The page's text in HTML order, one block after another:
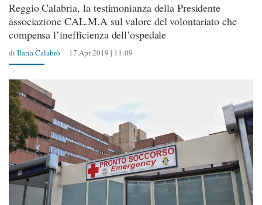
Reggio Calabria, la testimonianza della Presidente
associazione CAL.M.A sul valore del volontariato che
compensa l’inefficienza dell’ospedale
di Ilaria Calabrò 17 Apr 2019 | 11:09